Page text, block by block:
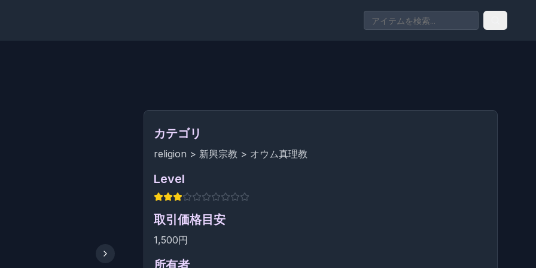
カテゴリ
religion > 新興宗教 > オウム真理教
Level
取引価格目安
1,500円
所有者